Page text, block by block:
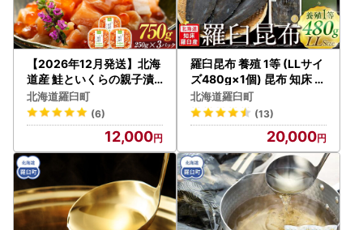
【2026年12月発送】北海
道産 鮭といくらの親子漬
け 750g （250g × 3パッ
ク） 小分け ｜ いくら 海鮮
丼
北海道羅臼町
(6)
12,000
羅臼昆布 養殖 1等 (LLサイ
ズ480g×1個) 昆布 知床 だ
し 和食 北海道 国産
北海道羅臼町
(13)
20,000